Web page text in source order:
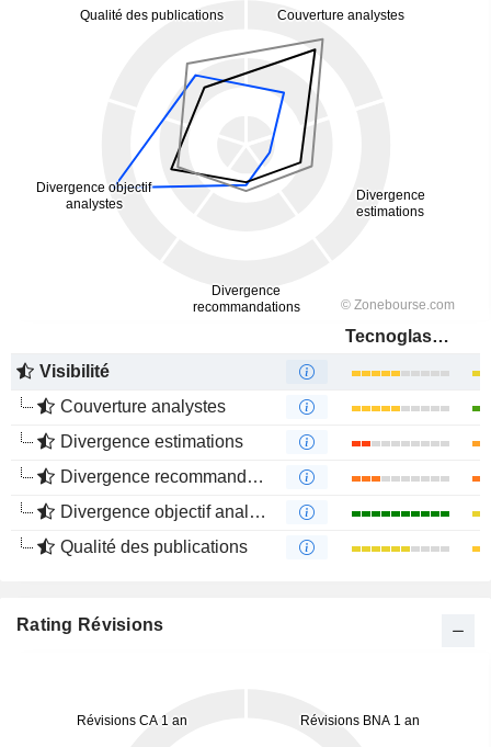
Tecnoglass Holdings Inc.
Visibilité
Couverture analystes
Divergence estimations
Divergence recommandations analystes
Divergence objectif analystes
Qualité des publications
Rating Révisions